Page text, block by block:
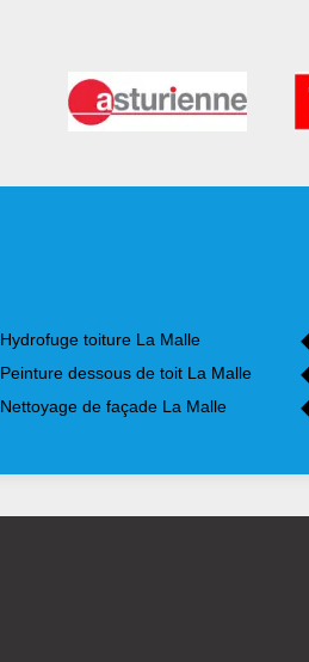
Hydrofuge toiture La Malle
Peinture dessous de toit La Malle
Nettoyage de façade La Malle